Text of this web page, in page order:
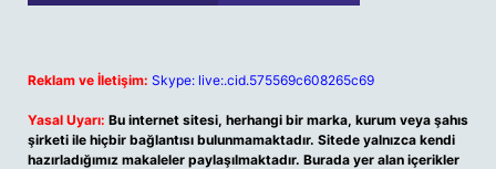
Reklam ve İletişim: Skype: live:.cid.575569c608265c69
Yasal Uyarı: Bu internet sitesi, herhangi bir marka, kurum veya şahıs
şirketi ile hiçbir bağlantısı bulunmamaktadır. Sitede yalnızca kendi
hazırladığımız makaleler paylaşılmaktadır. Burada yer alan içerikler